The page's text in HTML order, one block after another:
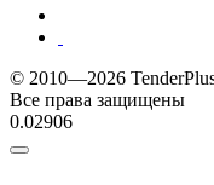
© 2010—2026
Все права защищены
0.02906